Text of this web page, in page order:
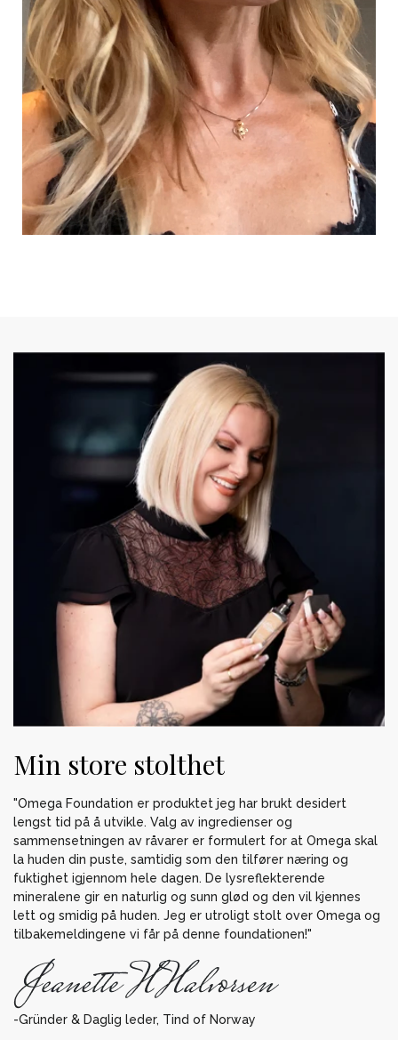
Min store stolthet
"Omega Foundation er produktet jeg har brukt desidert
lengst tid på å utvikle. Valg av ingredienser og
sammensetningen av råvarer er formulert for at Omega skal
la huden din puste, samtidig som den tilfører næring og
fuktighet igjennom hele dagen. De lysreflekterende
mineralene gir en naturlig og sunn glød og den vil kjennes
lett og smidig på huden. Jeg er utroligt stolt over Omega og
tilbakemeldingene vi får på denne foundationen!"
-Gründer & Daglig leder, Tind of Norway